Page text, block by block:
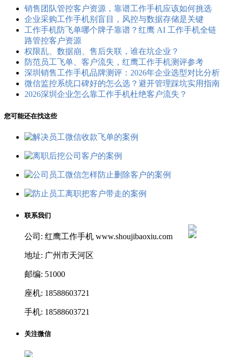
销售团队管控客户资源，靠谱工作手机应该如何挑选
企业采购工作手机别盲目，风控与数据存储是关键
工作手机防飞单哪个牌子靠谱？红鹰 AI 工作手机全链
路管控客户资源
权限乱、数据崩、售后失联，谁在坑企业？
防范员工飞单、客户流失，红鹰工作手机测评参考
深圳销售工作手机品牌测评：2026年企业选型对比分析
微信监控系统口碑好的怎么选？避开管理踩坑实用指南
2026深圳企业怎么靠工作手机杜绝客户流失？
您可能还在找这些
联系我们
公司: 红鹰工作手机 www.shoujibaoxiu.com
地址: 广州市天河区
邮编: 51000
座机: 18588603721
手机: 18588603721
关注微信